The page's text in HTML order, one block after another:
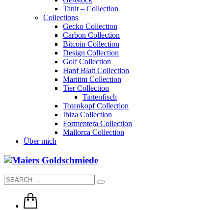
Tanit – Collection
Collections
Gecko Collection
Carbon Collection
Bitcoin Collection
Design Collection
Golf Collection
Hanf Blatt Collection
Maritim Collection
Tier Collection
Tintenfisch
Totenkopf Collection
Ibiza Collection
Formentera Collection
Mallorca Collection
Über mich